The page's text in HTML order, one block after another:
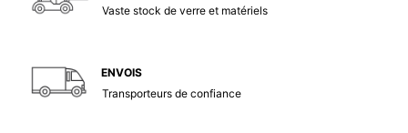
Vaste stock de verre et matériels
ENVOIS
Transporteurs de confiance